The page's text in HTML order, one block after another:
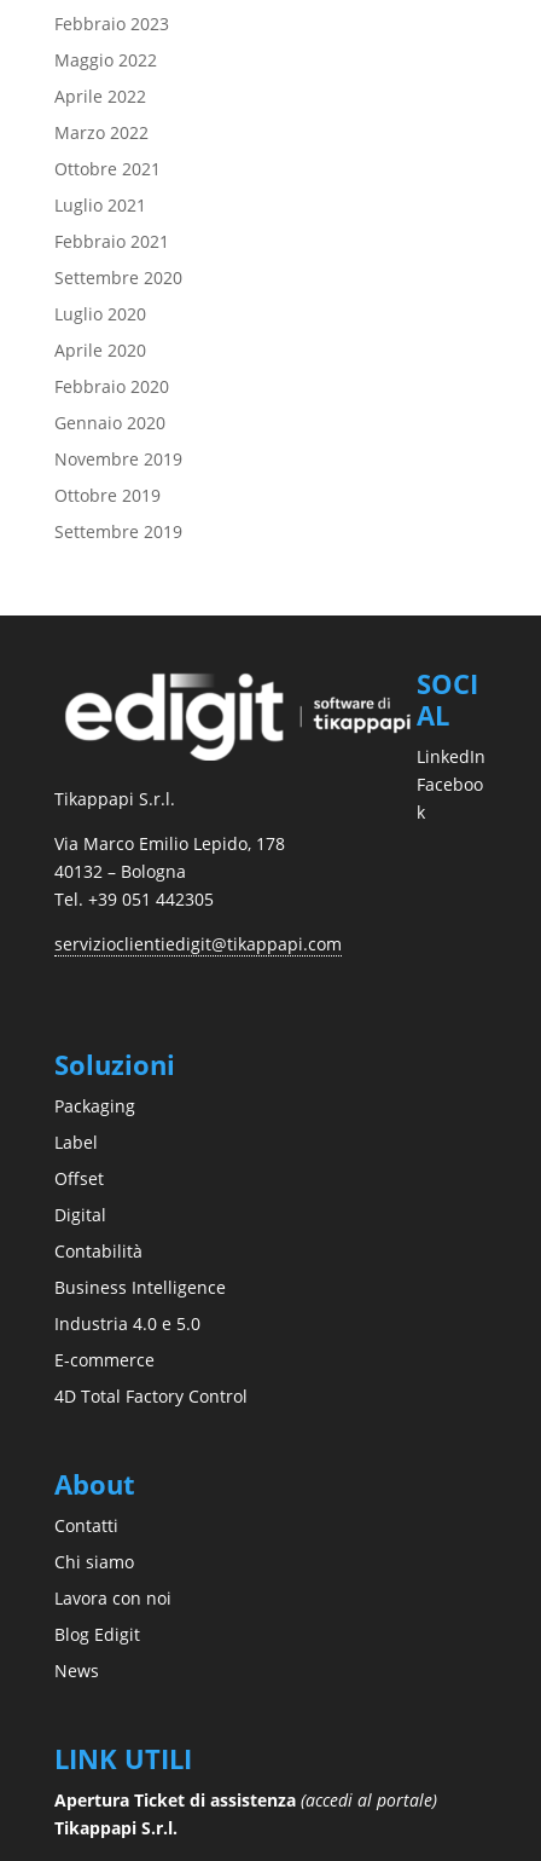
Febbraio 2023
Maggio 2022
Aprile 2022
Marzo 2022
Ottobre 2021
Luglio 2021
Febbraio 2021
Settembre 2020
Luglio 2020
Aprile 2020
Febbraio 2020
Gennaio 2020
Novembre 2019
Ottobre 2019
Settembre 2019
Tikappapi S.r.l.
Via Marco Emilio Lepido, 178
40132 – Bologna
Tel. +39 051 442305
servizioclientiedigit@tikappapi.com
SOCI
AL
LinkedIn
Faceboo
k
Soluzioni
Packaging
Label
Offset
Digital
Contabilità
Business Intelligence
Industria 4.0 e 5.0
E-commerce
4D Total Factory Control
About
Contatti
Chi siamo
Lavora con noi
Blog Edigit
News
LINK UTILI
Apertura Ticket di assistenza(accedi al portale)
Tikappapi S.r.l.